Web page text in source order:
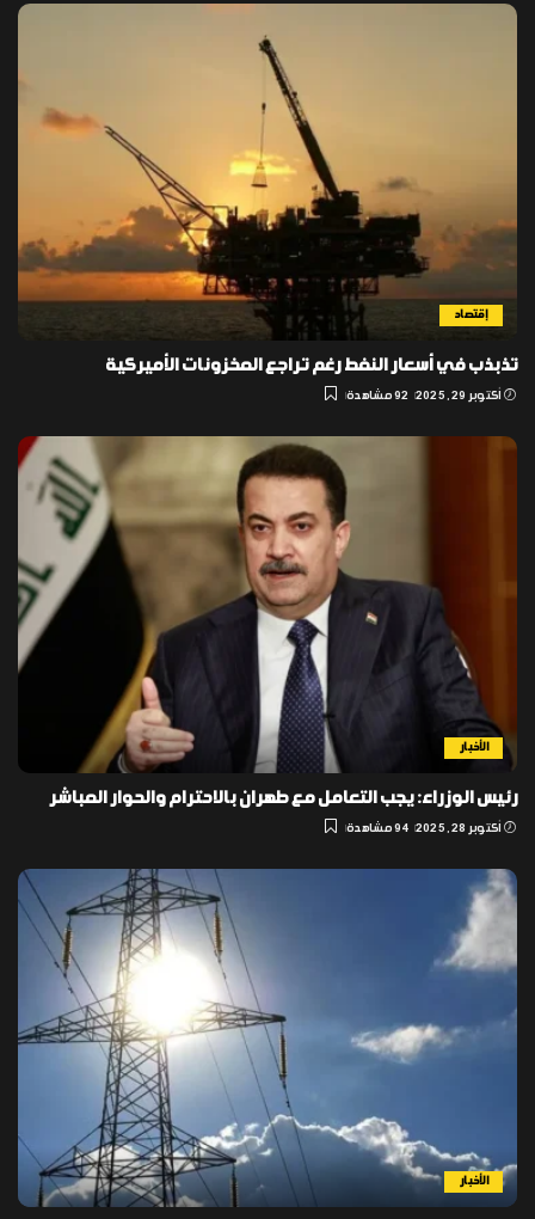
إقتصاد
تذبذب في أسعار النفط رغم تراجع المخزونات الأميركية
أكتوبر 29, 2025 92 مشاهدة
الأخبار
رئيس الوزراء: يجب التعامل مع طهران بالاحترام والحوار المباشر
أكتوبر 28, 2025 94 مشاهدة
الأخبار